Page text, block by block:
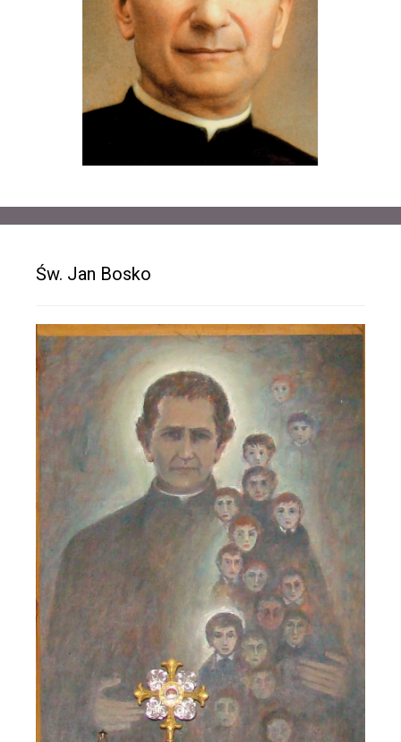
Św. Jan Bosko